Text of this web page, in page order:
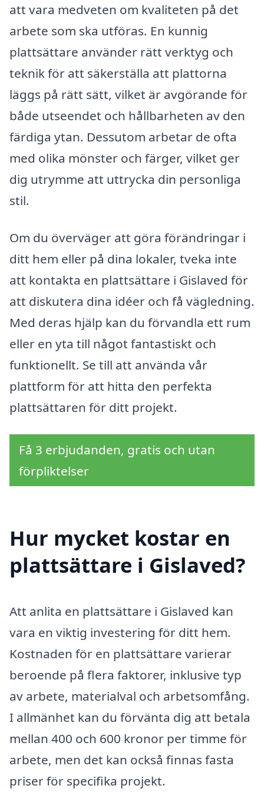
att vara medveten om kvaliteten på det
arbete som ska utföras. En kunnig
plattsättare använder rätt verktyg och
teknik för att säkerställa att plattorna
läggs på rätt sätt, vilket är avgörande för
både utseendet och hållbarheten av den
färdiga ytan. Dessutom arbetar de ofta
med olika mönster och färger, vilket ger
dig utrymme att uttrycka din personliga
stil.
Om du överväger att göra förändringar i
ditt hem eller på dina lokaler, tveka inte
att kontakta en plattsättare i Gislaved för
att diskutera dina idéer och få vägledning.
Med deras hjälp kan du förvandla ett rum
eller en yta till något fantastiskt och
funktionellt. Se till att använda vår
plattform för att hitta den perfekta
plattsättaren för ditt projekt.
Få 3 erbjudanden, gratis och utan
förpliktelser
Hur mycket kostar en
plattsättare i Gislaved?
Att anlita en plattsättare i Gislaved kan
vara en viktig investering för ditt hem.
Kostnaden för en plattsättare varierar
beroende på flera faktorer, inklusive typ
av arbete, materialval och arbetsomfång.
I allmänhet kan du förvänta dig att betala
mellan 400 och 600 kronor per timme för
arbete, men det kan också finnas fasta
priser för specifika projekt.